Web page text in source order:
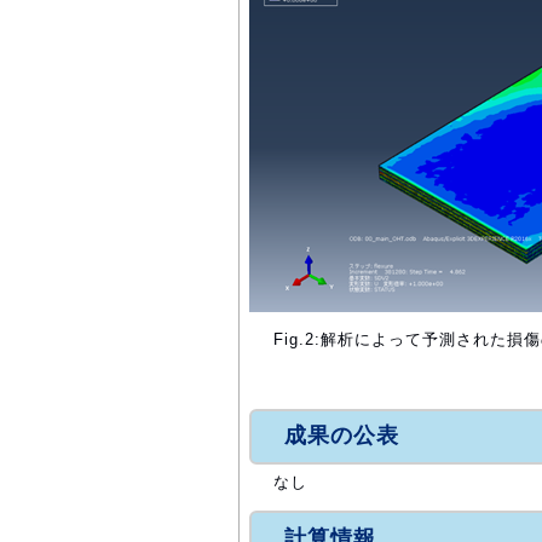
Fig.2:解析によって予測された損
成果の公表
なし